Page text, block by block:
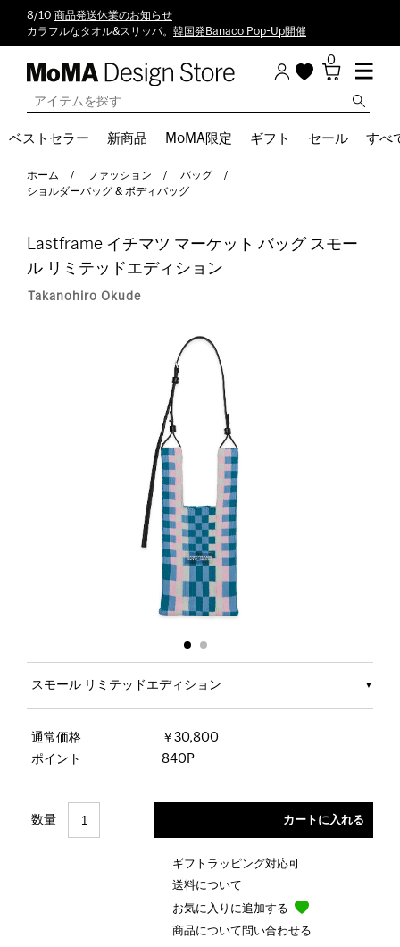
8/10 商品発送休業のお知らせ
カラフルなタオル&スリッパ。 韓国発Banaco Pop-Up開催
0
ベストセラー 新商品 MoMA限定 ギフト セール すべ
ホーム ファッション
バッグ
ショルダーバッグ & ボディバッグ
Lastframe イチマツ マーケット バッグ スモー
ル リミテッドエディション
Takanohiro Okude
スモール リミテッドエディション
通常価格
￥30,800
ポイント
840P
数量
ギフトラッピング対応可
送料について
お気に入りに追加する
商品について問い合わせる